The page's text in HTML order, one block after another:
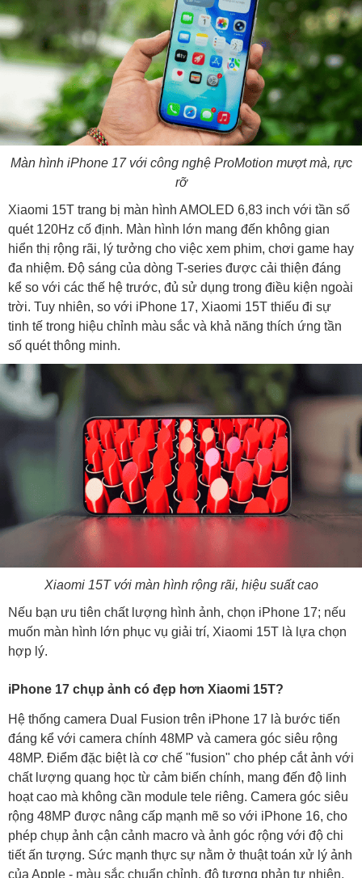
Màn hình iPhone 17 với công nghệ ProMotion mượt mà, rực
rỡ
Xiaomi 15T trang bị màn hình AMOLED 6,83 inch với tần số
quét 120Hz cố định. Màn hình lớn mang đến không gian
hiển thị rộng rãi, lý tưởng cho việc xem phim, chơi game hay
đa nhiệm. Độ sáng của dòng T-series được cải thiện đáng
kể so với các thế hệ trước, đủ sử dụng trong điều kiện ngoài
trời. Tuy nhiên, so với iPhone 17, Xiaomi 15T thiếu đi sự
tinh tế trong hiệu chỉnh màu sắc và khả năng thích ứng tần
số quét thông minh.
Xiaomi 15T với màn hình rộng rãi, hiệu suất cao
Nếu bạn ưu tiên chất lượng hình ảnh, chọn iPhone 17; nếu
muốn màn hình lớn phục vụ giải trí, Xiaomi 15T là lựa chọn
hợp lý.
iPhone 17 chụp ảnh có đẹp hơn Xiaomi 15T?
Hệ thống camera Dual Fusion trên iPhone 17 là bước tiến
đáng kể với camera chính 48MP và camera góc siêu rộng
48MP. Điểm đặc biệt là cơ chế "fusion" cho phép cắt ảnh với
chất lượng quang học từ cảm biến chính, mang đến độ linh
hoạt cao mà không cần module tele riêng. Camera góc siêu
rộng 48MP được nâng cấp mạnh mẽ so với iPhone 16, cho
phép chụp ảnh cận cảnh macro và ảnh góc rộng với độ chi
tiết ấn tượng. Sức mạnh thực sự nằm ở thuật toán xử lý ảnh
của Apple - màu sắc chuẩn chỉnh, độ tương phản tự nhiên,